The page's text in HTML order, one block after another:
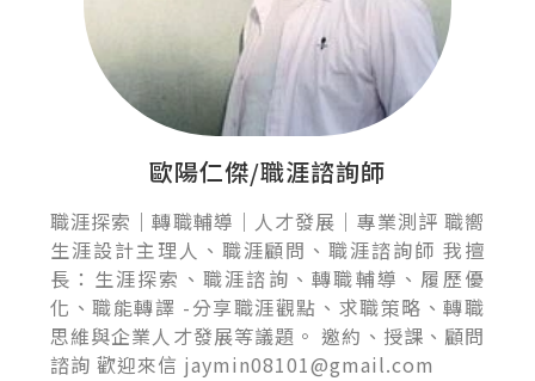
歐陽仁傑/職涯諮詢師
職涯探索｜轉職輔導｜人才發展｜專業測評 職嚮
生涯設計主理人、職涯顧問、職涯諮詢師 我擅
長：生涯探索、職涯諮詢、轉職輔導、履歷優
化、職能轉譯 -分享職涯觀點、求職策略、轉職
思維與企業人才發展等議題。 邀約、授課、顧問
諮詢 歡迎來信 jaymin08101@gmail.com